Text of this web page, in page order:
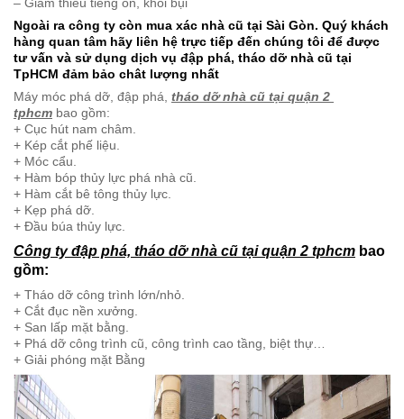
Ngoài ra công ty còn mua xác nhà cũ tại Sài Gòn. Quý khách
hàng quan tâm hãy liên hệ trực tiếp đến chúng tôi để được
tư vấn và sử dụng dịch vụ đập phá, tháo dỡ nhà cũ tại
TpHCM đảm bảo chât lượng nhất
Máy móc phá dỡ, đập phá, tháo dỡ nhà cũ tại quận 2
tphcm bao gồm:
+ Cục hút nam châm.
+ Kép cắt phế liệu.
+ Móc cẩu.
+ Hàm bóp thủy lực phá nhà cũ.
+ Hàm cắt bê tông thủy lực.
+ Kẹp phá dỡ.
+ Đầu búa thủy lực.
Công ty đập phá, tháo dỡ nhà cũ tại quận 2 tphcm bao
gồm:
+ Tháo dỡ công trình lớn/nhỏ.
+ Cắt đục nền xưởng.
+ San lấp mặt bằng.
+ Phá dỡ công trình cũ, công trình cao tầng, biệt thự…
+ Giải phóng mặt Bằng